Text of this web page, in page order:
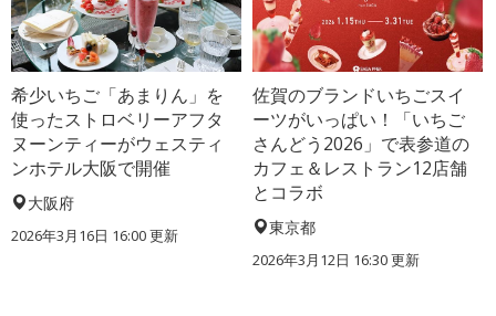
希少いちご「あまりん」を
使ったストロベリーアフタ
ヌーンティーがウェスティ
ンホテル大阪で開催
大阪府
2026年3月16日 16:00 更新
佐賀のブランドいちごスイ
ーツがいっぱい！「いちご
さんどう2026」で表参道の
カフェ＆レストラン12店舗
とコラボ
東京都
2026年3月12日 16:30 更新